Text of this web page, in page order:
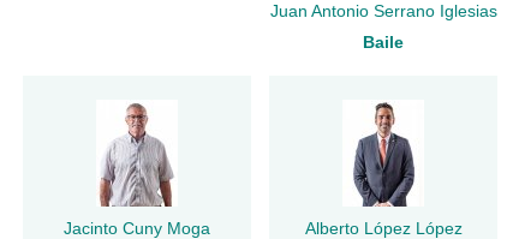
Juan Antonio Serrano Iglesias
Baile
Jacinto Cuny Moga
Alberto López López